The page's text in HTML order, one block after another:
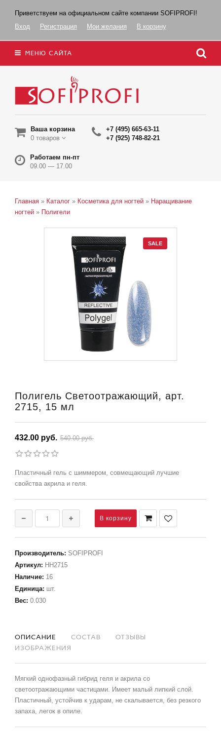
Приветствуем на официальном сайте компании SOFIPROFI!
Вход
Регистрация Мои желания В корзину
МЕНЮ САЙТА
Ваша корзина
0 товаров
+7 (495) 665-63-11
+7 (925) 748-82-21
Работаем пн-пт
09.00 — 17.00
Главная » Каталог » Косметика для ногтей » Наращивание
ногтей » Полигели
SALE
Полигель Светоотражающий, арт.
2715, 15 мл
432.00 руб. 540.00 руб.
Пластичный гель с шиммером, совмещающий лучшие
свойства акрила и геля.
Производитель: SOFIPROFI
Артикул: НН2715
Наличие: 16
Единица: шт.
Вес: 0.030
ОПИСАНИЕ СОСТАВ
ОТЗЫВЫ
ИЗОБРАЖЕНИЯ
Мягкий однофазный гибрид геля и акрила со
светоотражающими частицами. Имеет малый липкий слой.
Пластичный, устойчив к ударам, не скалывается, без резкого
запаха, легок в опиле.